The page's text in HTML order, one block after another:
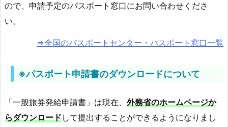
ので、申請予定のパスポート窓口にお問い合わせくださ
い。
⇒全国のパスポートセンター・パスポート窓口一覧
※パスポート申請書のダウンロードについて
「一般旅券発給申請書」は現在、 外務省のホームページか
らダウンロードして提出することができるようになりまし